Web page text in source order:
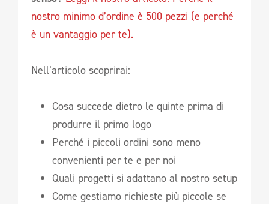
nostro minimo d’ordine è 500 pezzi (e perché
è un vantaggio per te).
Nell’articolo scoprirai:
Cosa succede dietro le quinte prima di
produrre il primo logo
Perché i piccoli ordini sono meno
convenienti per te e per noi
Quali progetti si adattano al nostro setup
Come gestiamo richieste più piccole se